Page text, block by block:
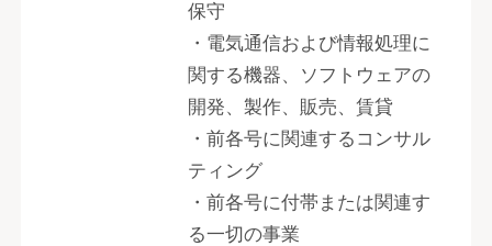
保守
・電気通信および情報処理に
関する機器、ソフトウェアの
開発、製作、販売、賃貸
・前各号に関連するコンサル
ティング
・前各号に付帯または関連す
る一切の事業